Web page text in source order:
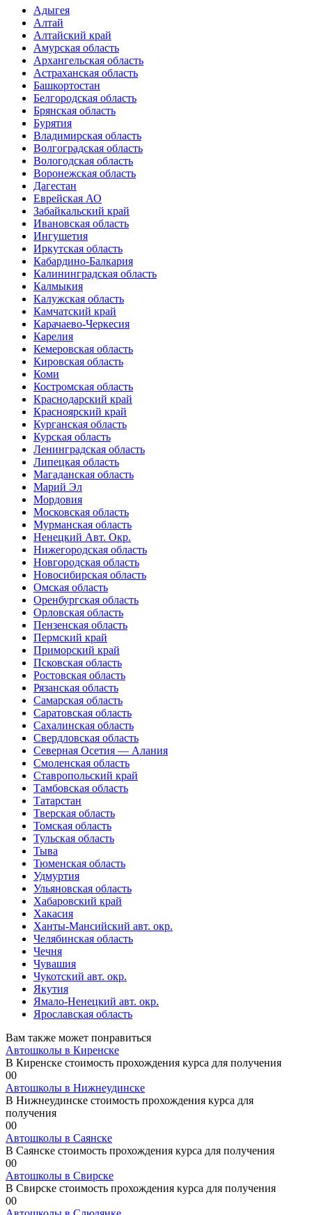
Адыгея
Алтай
Алтайский край
Амурская область
Архангельская область
Астраханская область
Башкортостан
Белгородская область
Брянская область
Бурятия
Владимирская область
Волгоградская область
Вологодская область
Воронежская область
Дагестан
Еврейская АО
Забайкальский край
Ивановская область
Ингушетия
Иркутская область
Кабардино-Балкария
Калининградская область
Калмыкия
Калужская область
Камчатский край
Карачаево-Черкесия
Карелия
Кемеровская область
Кировская область
Коми
Костромская область
Краснодарский край
Красноярский край
Курганская область
Курская область
Ленинградская область
Липецкая область
Магаданская область
Марий Эл
Мордовия
Московская область
Мурманская область
Ненецкий Авт. Окр.
Нижегородская область
Новгородская область
Новосибирская область
Омская область
Оренбургская область
Орловская область
Пензенская область
Пермский край
Приморский край
Псковская область
Ростовская область
Рязанская область
Самарская область
Саратовская область
Сахалинская область
Свердловская область
Северная Осетия — Алания
Смоленская область
Ставропольский край
Тамбовская область
Татарстан
Тверская область
Томская область
Тульская область
Тыва
Тюменская область
Удмуртия
Ульяновская область
Хабаровский край
Хакасия
Ханты-Мансийский авт. окр.
Челябинская область
Чечня
Чувашия
Чукотский авт. окр.
Якутия
Ямало-Ненецкий авт. окр.
Ярославская область
Вам также может понравиться
Автошколы в Киренске
В Киренске стоимость прохождения курса для получения
00
Автошколы в Нижнеудинске
В Нижнеудинске стоимость прохождения курса для
получения
00
Автошколы в Саянске
В Саянске стоимость прохождения курса для получения
00
Автошколы в Свирске
В Свирске стоимость прохождения курса для получения
00